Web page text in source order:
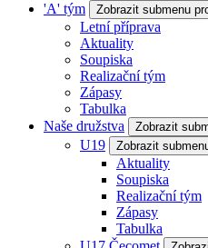
'A' tým
Zobrazit submenu
Letní příprava
Aktuality
Soupiska
Realizační tým
Zápasy
Tabulka
Naše družstva
Zobrazit
U19 Zobrazit
Aktuality
Soupiska
Realizační tým
Zápasy
Tabulka